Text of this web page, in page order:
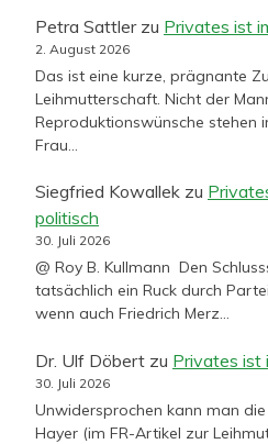
Petra Sattlerzu Privates ist
2. August 2026
Das ist eine kurze, prägnante
Leihmutterschaft. Nicht der
Reproduktionswünsche stehen
Frau…
Siegfried Kowallek zu
politisch
30. Juli 2026
@ Roy B. Kullmann Den
tatsächlich ein Ruck durch
wenn auch Friedrich Merz…
Dr. Ulf Döbert zu Privates ist
30. Juli 2026
Unwidersprochen kann man
Hayer (im FR-Artikel zur